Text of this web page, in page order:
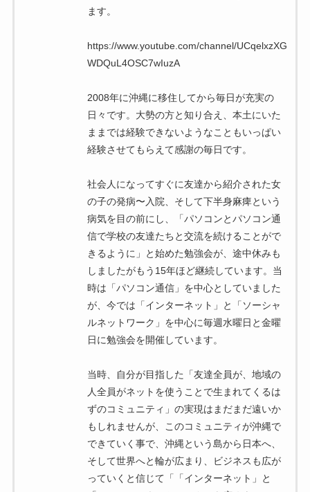
ます。
https://www.youtube.com/channel/UCqelxzXG
WDQuL4OSC7wIuzA
2008年に沖縄に移住してから毎日が充実の
日々です。大勢の方と知り合え、本土にいた
ままでは経験できないようなこともいっぱい
経験させてもらえて感謝の毎日です。
社会人になってすぐに友達から紹介された女
の子の発病〜入院、そして下半身麻痺という
病気を目の前にし、「パソコンとパソコン通
信で学校の友達たちと交流を続けることがで
きるように」と始めた勉強会が、途中休みも
しましたがもう15年ほど継続しています。当
時は「パソコン通信」を中心としていました
が、今では「インターネット」と「ソーシャ
ルネットワーク」を中心に毎週水曜日と金曜
日に勉強会を開催しています。
当時、自分が目指した「友達全員が、地域の
人全員がネットを使うことで生まれてくるは
ずのコミュニティ」の実現はまだまだ遠いか
もしれませんが、このコミュニティが沖縄で
できていく事で、沖縄という島から日本へ、
そして世界へと輪が広まり、ビジネスも広が
っていくと信じて「「インターネット」と